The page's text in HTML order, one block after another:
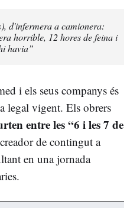
d'infermera a camionera:
horrible, 12 hores de feina i
havia”
i els seus companys és
legal vigent. Els obrers
entre les “6 i les 7 de
de contingut a
en una jornada